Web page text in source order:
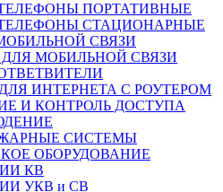
ПОРТАТИВНЫЕ
СТАЦИОНАРНЫЕ
СВЯЗИ
МОБИЛЬНОЙ СВЯЗИ
ИНТЕРНЕТА С РОУТЕРОМ
И КОНТРОЛЬ ДОСТУПА
СИСТЕМЫ
ОБОРУДОВАНИЕ
КВ
УКВ и СВ